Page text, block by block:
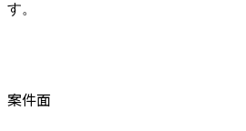
す。
案件面